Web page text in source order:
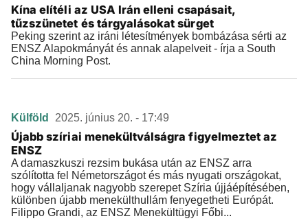
Kína elítéli az USA Irán elleni csapásait,
tűzszünetet és tárgyalásokat sürget
Peking szerint az iráni létesítmények bombázása sérti az
ENSZ Alapokmányát és annak alapelveit - írja a South
China Morning Post.
Külföld 2025. június 20. - 17:49
Újabb szíriai menekültválságra figyelmeztet az
ENSZ
A damaszkuszi rezsim bukása után az ENSZ arra
szólította fel Németországot és más nyugati országokat,
hogy vállaljanak nagyobb szerepet Szíria újjáépítésében,
különben újabb menekülthullám fenyegetheti Európát.
Filippo Grandi, az ENSZ Menekültügyi Főbi...